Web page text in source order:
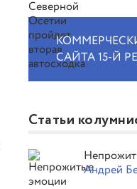
САЙТА 15-Й
Статьи
Андрей